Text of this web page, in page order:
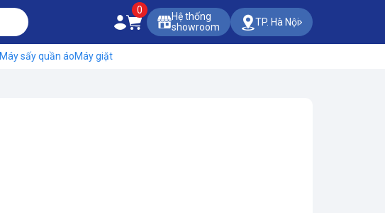
0
Hệ thống
showroom
TP. Hà Nội
Máy sấy quần áoMáy giặt